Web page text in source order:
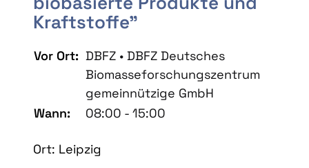
Kraftstoffe"
Vor Ort: DBFZ • DBFZ Deutsches
Biomasseforschungszentrum
gemeinnützige GmbH
Wann:
08:00 - 15:00
Ort: Leipzig